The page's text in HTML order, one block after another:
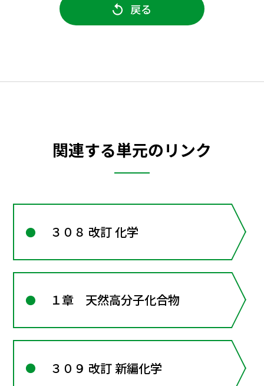
戻る
関連する単元のリンク
３０８ 改訂 化学
１章 天然高分子化合物
３０９ 改訂 新編化学